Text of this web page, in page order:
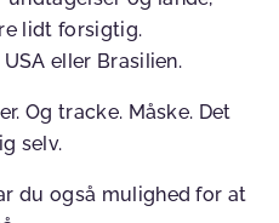
lidt forsigtig.
eller Brasilien.
Og tracke. Måske. Det
selv.
du også mulighed for at